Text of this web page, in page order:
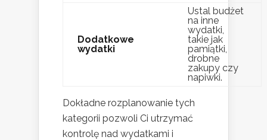
Dodatkowe
wydatki
Ustal budżet
na inne
wydatki,
takie jak
pamiątki,
drobne
zakupy czy
napiwki.
Dokładne rozplanowanie tych
kategorii pozwoli Ci utrzymać
kontrolę nad wydatkami i